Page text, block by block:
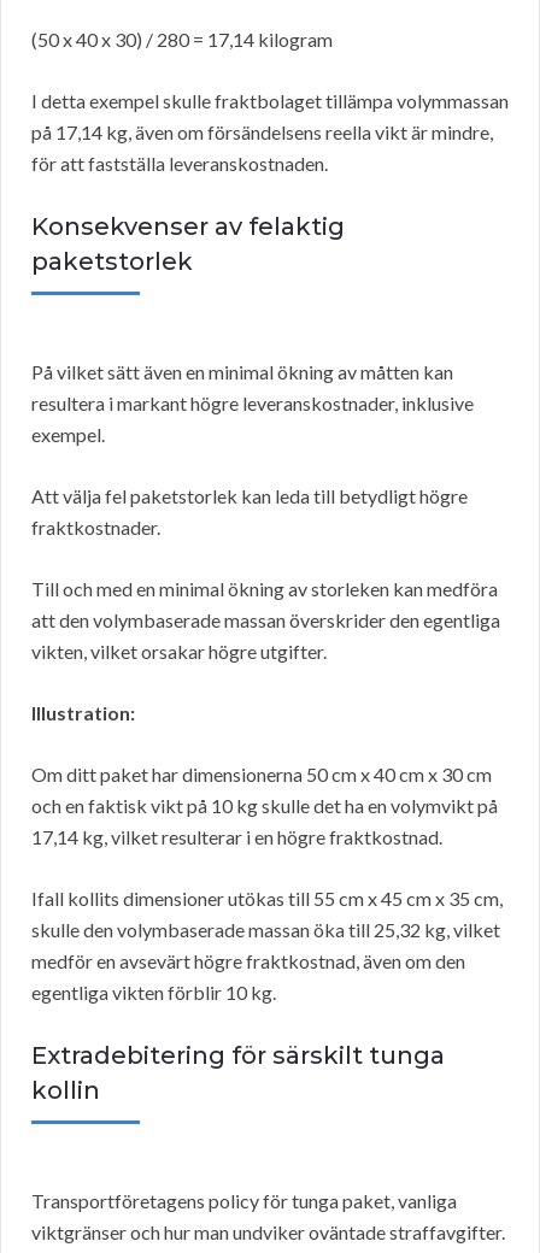
(50 x 40 x 30) / 280 = 17,14 kilogram
I detta exempel skulle fraktbolaget tillämpa volymmassan
på 17,14 kg, även om försändelsens reella vikt är mindre,
för att fastställa leveranskostnaden.
Konsekvenser av felaktig
paketstorlek
På vilket sätt även en minimal ökning av måtten kan
resultera i markant högre leveranskostnader, inklusive
exempel.
Att välja fel paketstorlek kan leda till betydligt högre
fraktkostnader.
Till och med en minimal ökning av storleken kan medföra
att den volymbaserade massan överskrider den egentliga
vikten, vilket orsakar högre utgifter.
Illustration:
Om ditt paket har dimensionerna 50 cm x 40 cm x 30 cm
och en faktisk vikt på 10 kg skulle det ha en volymvikt på
17,14 kg, vilket resulterar i en högre fraktkostnad.
Ifall kollits dimensioner utökas till 55 cm x 45 cm x 35 cm,
skulle den volymbaserade massan öka till 25,32 kg, vilket
medför en avsevärt högre fraktkostnad, även om den
egentliga vikten förblir 10 kg.
Extradebitering för särskilt tunga
kollin
Transportföretagens policy för tunga paket, vanliga
viktgränser och hur man undviker oväntade straffavgifter.